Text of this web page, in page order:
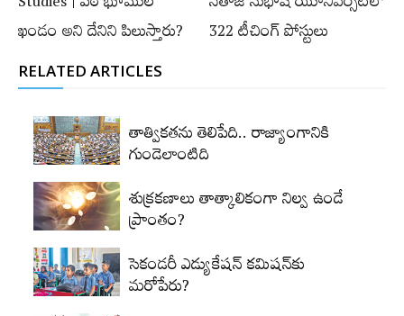
ఖండం అని దేనిని పిలుస్తారు?
322 టీచింగ్ పోస్టులు
RELATED ARTICLES
తాత్వికతను తెలిపేది.. రాజ్యాంగానికి
గుండెలాంటిది
శుక్రకణాలు తాత్కాలికంగా నిల్వ ఉండే
ప్రాంతం?
సెకండరీ ఎడ్యుకేషన్‌ కమిషన్‌కు
మరోపేరు?